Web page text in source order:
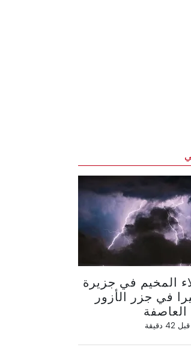
المخيم في جزيرة
في جزر الأزور
قبل 42 دقيقة